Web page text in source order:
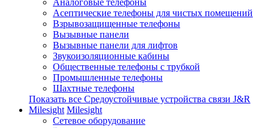
Аналоговые телефоны
Асептические телефоны для чистых помещений
Взрывозащищенные телефоны
Вызывные панели
Вызывные панели для лифтов
Звукоизоляционные кабины
Общественные телефоны с трубкой
Промышленные телефоны
Шахтные телефоны
Показать все Средоустойчивые устройства связи J&R
Milesight Milesight
Сетевое оборудование